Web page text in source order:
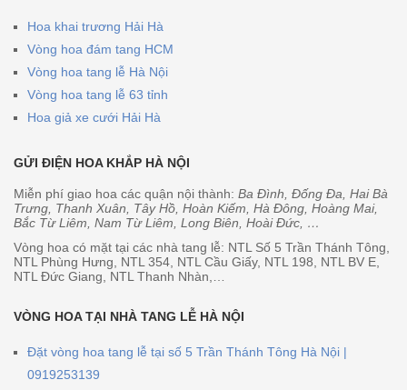
Hoa khai trương Hải Hà
Vòng hoa đám tang HCM
Vòng hoa tang lễ Hà Nội
Vòng hoa tang lễ 63 tỉnh
Hoa giả xe cưới Hải Hà
GỬI ĐIỆN HOA KHẮP HÀ NỘI
Miễn phí giao hoa các quận nội thành: Ba Đình, Đống Đa, Hai Bà
Trưng, Thanh Xuân, Tây Hồ, Hoàn Kiếm, Hà Đông, Hoàng Mai,
Bắc Từ Liêm, Nam Từ Liêm, Long Biên, Hoài Đức, …
Vòng hoa có mặt tại các nhà tang lễ: NTL Số 5 Trần Thánh Tông,
NTL Phùng Hưng, NTL 354, NTL Cầu Giấy, NTL 198, NTL BV E,
NTL Đức Giang, NTL Thanh Nhàn,…
VÒNG HOA TẠI NHÀ TANG LỄ HÀ NỘI
Đặt vòng hoa tang lễ tại số 5 Trần Thánh Tông Hà Nội |
0919253139